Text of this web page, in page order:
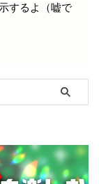
するよ（嘘で